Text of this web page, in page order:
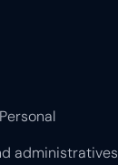
administratives